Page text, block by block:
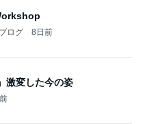
ログ 8日前
激変した今の姿